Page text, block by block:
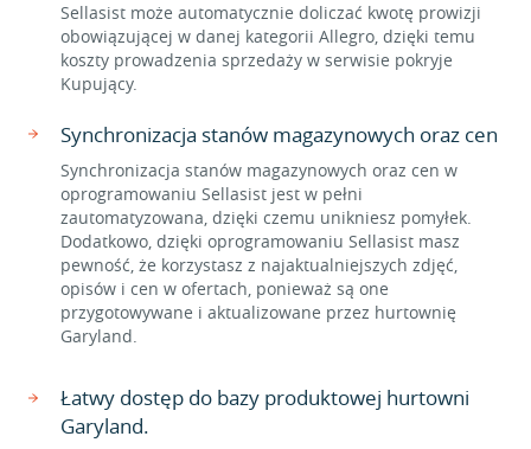
Sellasist może automatycznie doliczać kwotę prowizji
obowiązującej w danej kategorii Allegro, dzięki temu
koszty prowadzenia sprzedaży w serwisie pokryje
Kupujący.
Synchronizacja stanów magazynowych oraz cen
Synchronizacja stanów magazynowych oraz cen w
oprogramowaniu Sellasist jest w pełni
zautomatyzowana, dzięki czemu unikniesz pomyłek.
Dodatkowo, dzięki oprogramowaniu Sellasist masz
pewność, że korzystasz z najaktualniejszych zdjęć,
opisów i cen w ofertach, ponieważ są one
przygotowywane i aktualizowane przez hurtownię
Garyland.
Łatwy dostęp do bazy produktowej hurtowni
Garyland.